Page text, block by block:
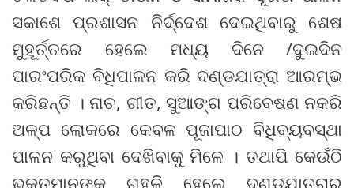
ସକାଶେ ପ୍ରଶାସନ ନିର୍ଦ୍ଦେଶ ଦେଇଥିବାରୁ ଶେଷ
ମୁହୂର୍ତ୍ତରେ ହେଲେ ମଧ୍ୟ ଦିନେ /ଦୁଇଦିନ
ପାରଂପରିକ ବିଧିପାଳନ କରି ଦଣ୍ଡଯାତ୍ରା ଆରମ୍ଭ
କରିଛନ୍ତି । ନାଚ, ଗୀତ, ସୁଆଙ୍ଗ ପରିବେଷଣ ନକରି
ଅଳ୍ପ ଲୋକରେ କେବଳ ପୂଜାପାଠ ବିଧିବ୍ୟବସ୍ଥା
ପାଳନ କରୁଥିବା ଦେଖିବାକୁ ମିଳେ । ତଥାପି କେଉଁଠି
ଭକ୍ତମାନଙ୍କ ଗହଳି ହେଲେ ଦଣ୍ଡଯାତ୍ରାର